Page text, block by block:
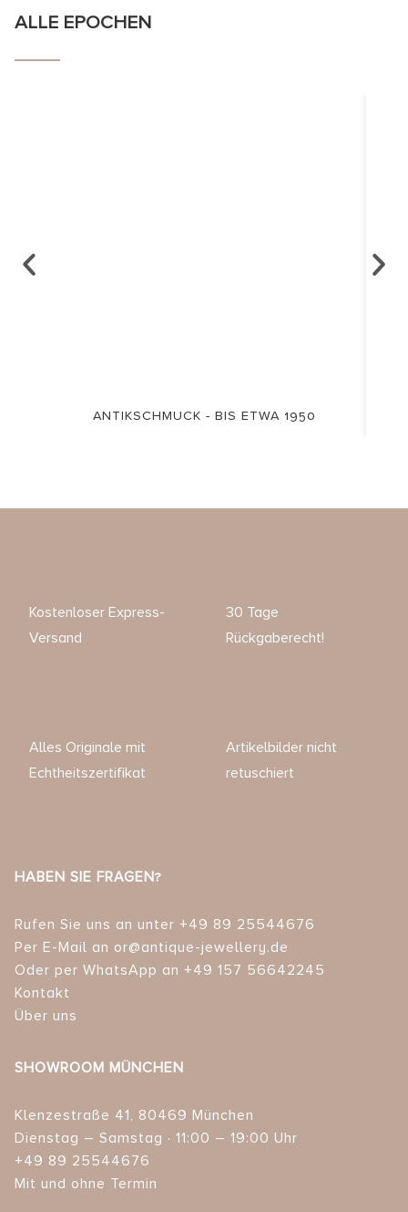
ALLE EPOCHEN
ANTIKSCHMUCK - BIS ETWA 1950
Kostenloser Express-
Versand
30 Tage
Rückgaberecht!
Alles Originale mit
Echtheitszertifikat
Artikelbilder nicht
retuschiert
HABEN SIE FRAGEN?
Rufen Sie uns an unter +49 89 25544676
Per E-Mail an or@antique-jewellery.de
Oder per WhatsApp an +49 157 56642245
Kontakt
Über uns
SHOWROOM MÜNCHEN
Klenzestraße 41, 80469 München
Dienstag – Samstag · 11:00 – 19:00 Uhr
+49 89 25544676
Mit und ohne Termin